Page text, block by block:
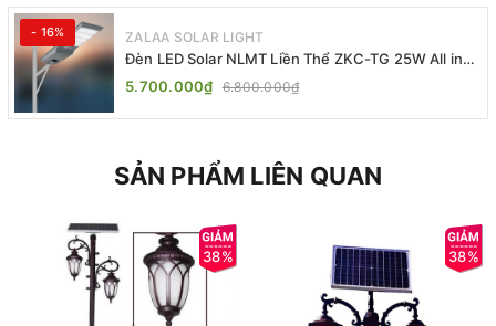
- 16% ZALAA SOLAR LIGHT
Đèn LED Solar NLMT Liền Thể ZKC-TG 25W All in
One | ZALAA Street Light
5.700.000₫ 6.800.000₫
SẢN PHẨM LIÊN QUAN
38% 38%